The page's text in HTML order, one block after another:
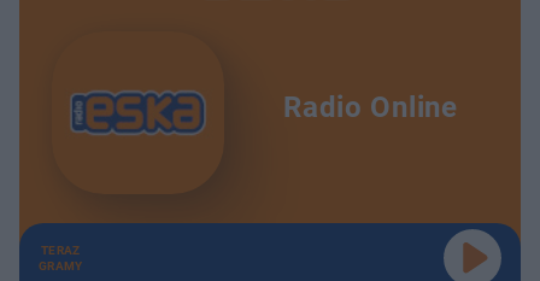
Radio Online
TERAZ
GRAMY